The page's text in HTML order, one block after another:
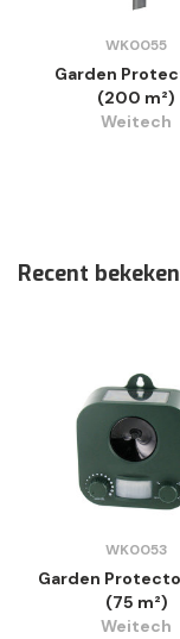
WK0055
Garden
(200 m²)
Weitech
Recent bekeken
WK0053
Garden
(75 m²)
Weitech